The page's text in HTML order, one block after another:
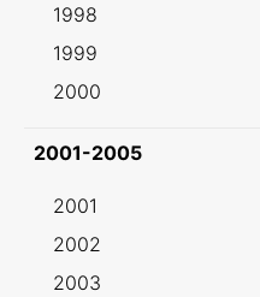
1998
1999
2000
2001-2005
2001
2002
2003